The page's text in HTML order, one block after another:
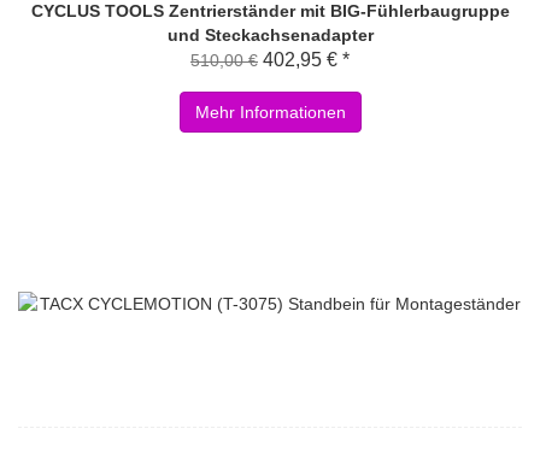
CYCLUS TOOLS Zentrierständer mit BIG-Fühlerbaugruppe
und Steckachsenadapter
510,00 € 402,95 € *
Mehr Informationen